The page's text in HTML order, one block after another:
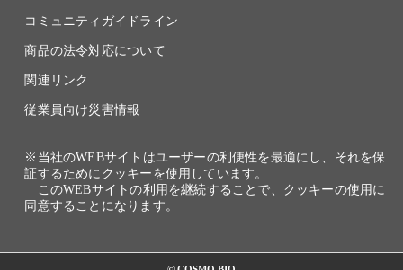
コミュニティガイドライン
商品の法令対応について
関連リンク
従業員向け災害情報
※当社のWEBサイトはユーザーの利便性を最適にし、それを保
証するためにクッキーを使用しています。
このWEBサイトの利用を継続することで、クッキーの使用に
同意することになります。